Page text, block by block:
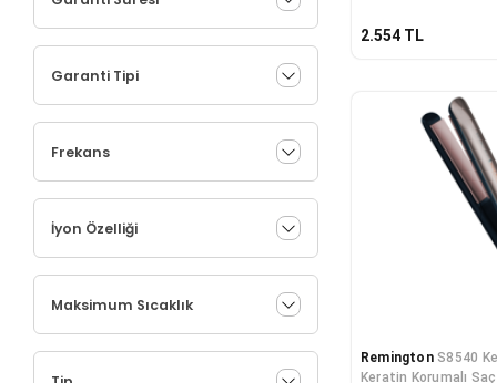
Toz Torbalı Süpürge
Türk Kahvesi Makinesi
Vantilatör
Waffle Makinesi
Garanti Tipi
Frekans
İyon Özelliği
Maksimum Sıcaklık
2.554 TL
Remington S8540
Keratin Korumalı